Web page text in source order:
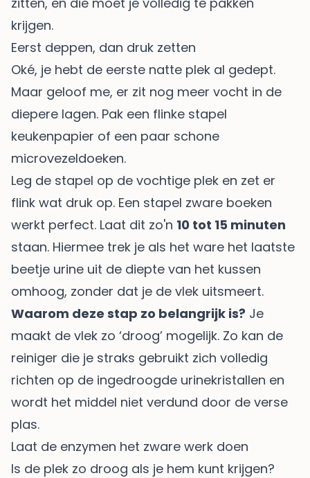
krijgen.
Eerst deppen, dan druk zetten
Oké, je hebt de eerste natte plek al gedept.
Maar geloof me, er zit nog meer vocht in de
diepere lagen. Pak een flinke stapel
keukenpapier of een paar schone
microvezeldoeken.
Leg de stapel op de vochtige plek en zet er
flink wat druk op. Een stapel zware boeken
werkt perfect. Laat dit zo'n 10 tot 15 minuten
staan. Hiermee trek je als het ware het laatste
beetje urine uit de diepte van het kussen
omhoog, zonder dat je de vlek uitsmeert.
Waarom deze stap zo belangrijk is? Je
maakt de vlek zo ‘droog’ mogelijk. Zo kan de
reiniger die je straks gebruikt zich volledig
richten op de ingedroogde urinekristallen en
wordt het middel niet verdund door de verse
plas.
Laat de enzymen het zware werk doen
Is de plek zo droog als je hem kunt krijgen?